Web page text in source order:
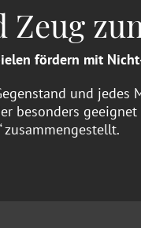
Zeug
fördern mit
und jedes
besonders
zusammengestellt.